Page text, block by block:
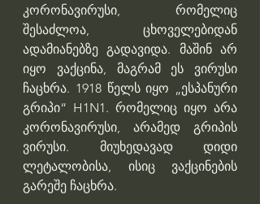
კორონავირუსი, რომელიც
შესაძლოა, ცხოველებიდან
ადამიანებზე გადავიდა. მაშინ არ
იყო ვაქცინა, მაგრამ ეს ვირუსი
ჩაცხრა. 1918 წელს იყო „ესპანური
გრიპი“ H1N1. რომელიც იყო არა
კორონავირუსი, არამედ გრიპის
ვირუსი. მიუხედავად დიდი
ლეტალობისა, ისიც ვაქცინების
გარეშე ჩაცხრა.